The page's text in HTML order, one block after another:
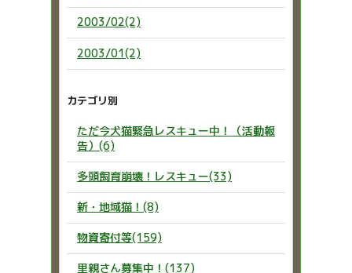
2003/02(2)
2003/01(2)
カテゴリ別
ただ今犬猫緊急レスキュー中！（活動報
告）(6)
多頭飼育崩壊！レスキュー(33)
新・地域猫！(8)
物資寄付等(159)
里親さん募集中！(137)